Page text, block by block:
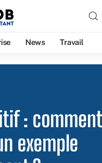
News Travail
: comment
exemple